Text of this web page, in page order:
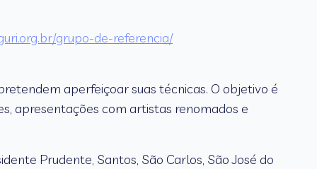
grupo-de-referencia/
aperfeiçoar suas técnicas. O objetivo é
apresentações com artistas renomados e
Prudente, Santos, São Carlos, São José do